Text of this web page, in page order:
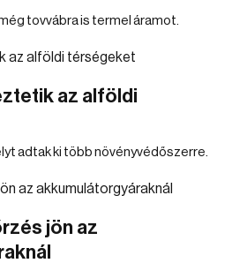
tovvábra is termel áramot.
az alföldi
adtak ki több növényvédőszerre.
jön az